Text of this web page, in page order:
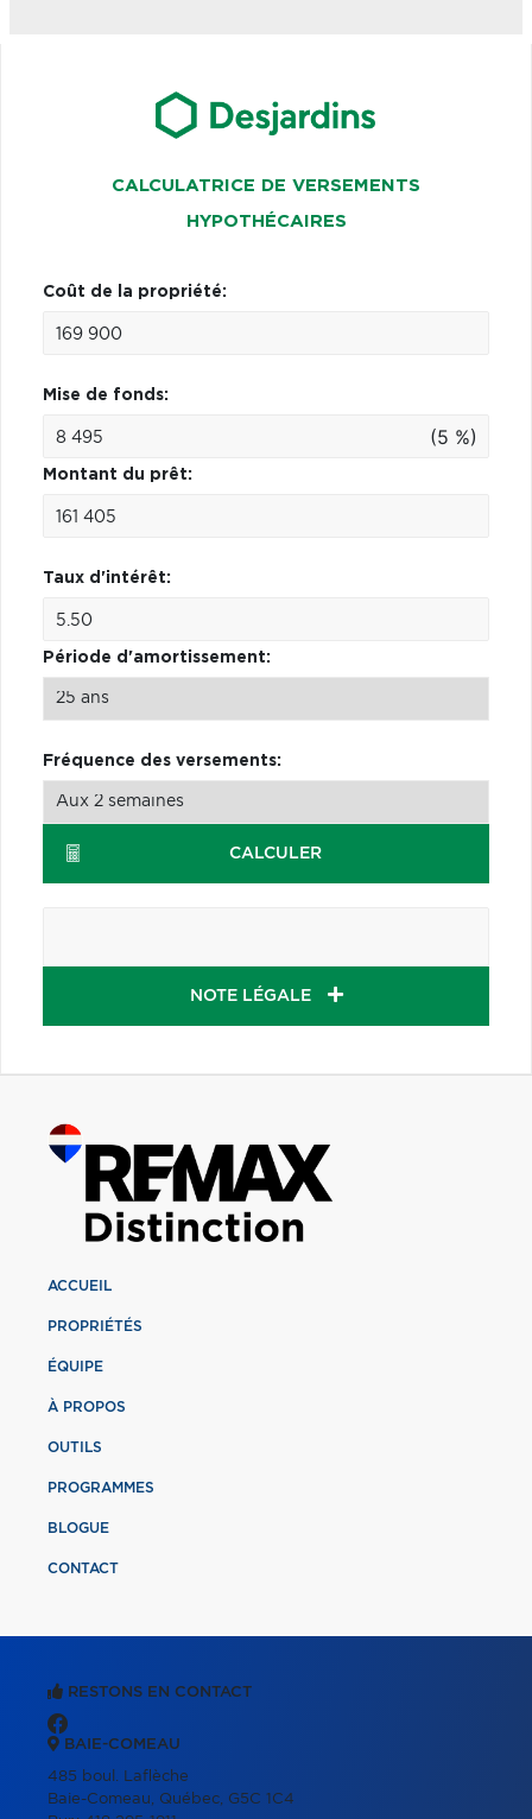
CALCULATRICE DE VERSEMENTS
HYPOTHÉCAIRES
Coût de la propriété:
Mise de fonds:
(5 %)
Montant du prêt:
Taux d'intérêt:
Période d'amortissement:
Fréquence des versements:
CALCULER
NOTE LÉGALE
ACCUEIL
PROPRIÉTÉS
ÉQUIPE
À PROPOS
OUTILS
PROGRAMMES
BLOGUE
CONTACT
RESTONS EN CONTACT
BAIE-COMEAU
485 boul. Laflèche
Baie-Comeau, Québec, G5C 1C4